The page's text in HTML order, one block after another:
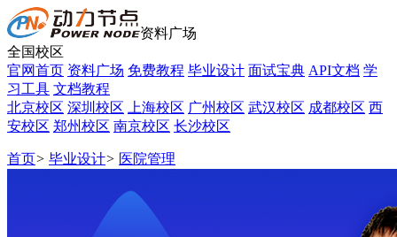
资料广场
全国校区
官网首页 资料广场 免费教程 毕业设计 面试宝典 API文档 学
习工具 文档教程
北京校区 深圳校区 上海校区 广州校区 武汉校区 成都校区 西
安校区 郑州校区 南京校区 长沙校区
首页> 毕业设计> 医院管理